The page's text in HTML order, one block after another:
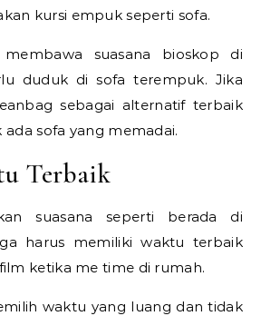
kursi empuk seperti sofa.
suasana bioskop di
duduk di sofa terempuk. Jika
sebagai alternatif terbaik
sofa yang memadai.
Terbaik
suasana seperti berada di
harus memiliki waktu terbaik
ketika me time di rumah.
waktu yang luang dan tidak